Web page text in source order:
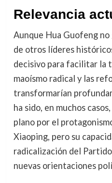
Relevancia
Aunque Hua Guofeng
de otros líderes
decisivo para facilitar la
maoísmo radical y las
transformarían
ha sido, en muchos
plano por el
Xiaoping, pero su
radicalización del
nuevas orientaciones